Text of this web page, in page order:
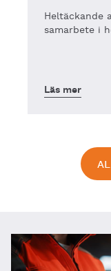
Heltäckande
samarbete i
Läs mer